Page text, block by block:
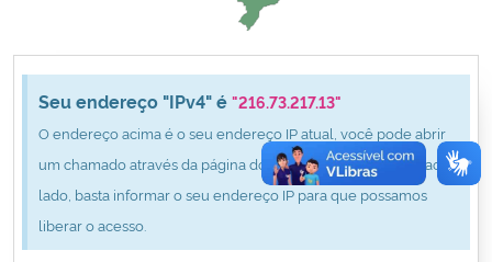
Ministério do Desenvolvimento Regional
Controladoria-Geral da União
Ministério da Mulher, da Família e dos Direitos Humanos
Secretaria-Geral
Seu endereço "IPv4" é "216.73.217.13"
O endereço acima é o seu endereço IP atual, você pode abrir
um chamado através da página do CPD clicando no botão ao
lado, basta informar o seu endereço IP para que possamos
liberar o acesso.